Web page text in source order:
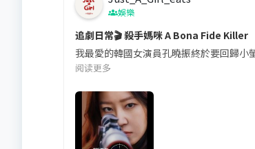
娛樂
追劇日常🎬 殺手媽咪 A Bona Fide Killer
我最愛的韓國女演員孔曉振終於要回歸
阅读更多